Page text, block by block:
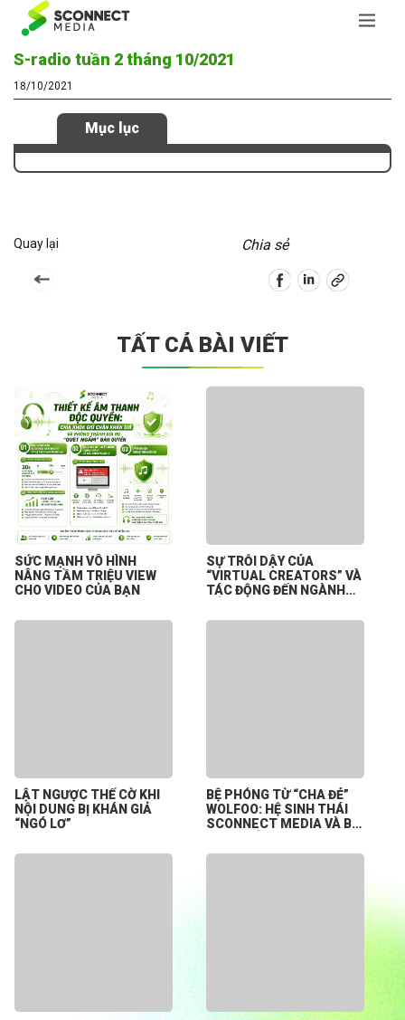
S-radio tuần 2 tháng 10/2021
18/10/2021
Mục lục
Quay lại Chia sẻ
TẤT CẢ BÀI VIẾT
SỨC MẠNH VÔ HÌNH
NÂNG TẦM TRIỆU VIEW
CHO VIDEO CỦA BẠN
SỰ TRỖI DẬY CỦA
“VIRTUAL CREATORS” VÀ
TÁC ĐỘNG ĐẾN NGÀNH
SỐ
LẬT NGƯỢC THẾ CỜ KHI
NỘI DUNG BỊ KHÁN GIẢ
“NGÓ LƠ”
BỆ PHÓNG TỪ “CHA ĐẺ”
WOLFOO: HỆ SINH THÁI
SCONNECT MEDIA VÀ BÀI
KHỞI NGHIỆP TỪ CON SỐ